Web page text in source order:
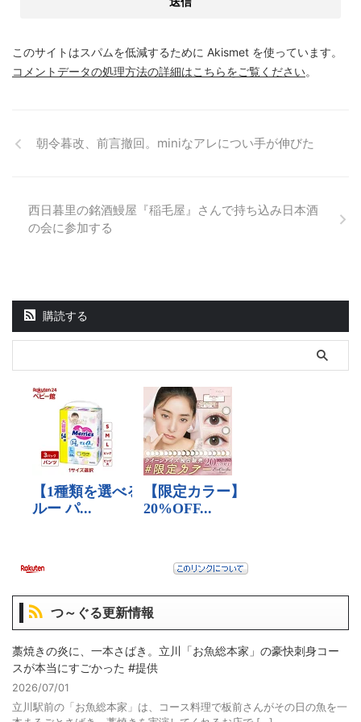
このサイトはスパムを低減するために Akismet を使っています。
コメントデータの処理方法の詳細はこちらをご覧ください。
朝令暮改、前言撤回。miniなアレについ手が伸びた
西日暮里の銘酒鰻屋『稲毛屋』さんで持ち込み日本酒
の会に参加する
購読する
つ～ぐる更新情報
藁焼きの炎に、一本さばき。立川「お魚総本家」の豪快刺身コー
スが本当にすごかった #提供
2026/07/01
立川駅前の「お魚総本家」は、コース料理で板前さんがその日の魚を一